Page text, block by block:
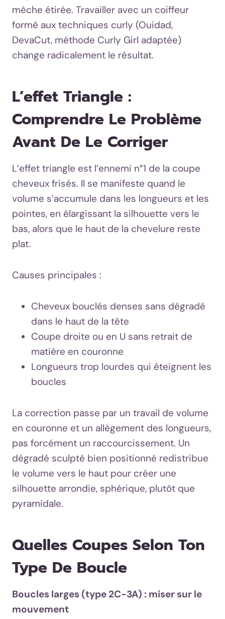
mèche étirée. Travailler avec un coiffeur
formé aux techniques curly (Ouidad,
DevaCut, méthode Curly Girl adaptée)
change radicalement le résultat.
L’effet Triangle :
Comprendre Le Problème
Avant De Le Corriger
L’effet triangle est l’ennemi n°1 de la coupe
cheveux frisés. Il se manifeste quand le
volume s’accumule dans les longueurs et les
pointes, en élargissant la silhouette vers le
bas, alors que le haut de la chevelure reste
plat.
Causes principales :
Cheveux bouclés denses sans dégradé
dans le haut de la tête
Coupe droite ou en U sans retrait de
matière en couronne
Longueurs trop lourdes qui éteignent les
boucles
La correction passe par un travail de volume
en couronne et un allègement des longueurs,
pas forcément un raccourcissement. Un
dégradé sculpté bien positionné redistribue
le volume vers le haut pour créer une
silhouette arrondie, sphérique, plutôt que
pyramidale.
Quelles Coupes Selon Ton
Type De Boucle
Boucles larges (type 2C-3A) : miser sur le
mouvement